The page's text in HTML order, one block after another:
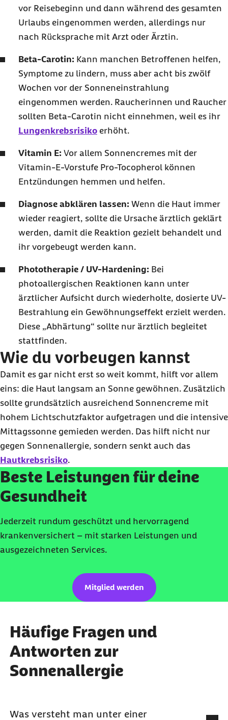
vor Reisebeginn und dann während des gesamten
Urlaubs eingenommen werden, allerdings nur
nach Rücksprache mit Arzt oder Ärztin.
Beta-Carotin: Kann manchen Betroffenen helfen,
Symptome zu lindern, muss aber acht bis zwölf
Wochen vor der Sonneneinstrahlung
eingenommen werden. Raucherinnen und Raucher
sollten Beta-Carotin nicht einnehmen, weil es ihr
Lungenkrebsrisiko erhöht.
Vitamin E: Vor allem Sonnencremes mit der
Vitamin-E-Vorstufe Pro-Tocopherol können
Entzündungen hemmen und helfen.
Diagnose abklären lassen: Wenn die Haut immer
wieder reagiert, sollte die Ursache ärztlich geklärt
werden, damit die Reaktion gezielt behandelt und
ihr vorgebeugt werden kann.
Phototherapie / UV-Hardening: Bei
photoallergischen Reaktionen kann unter
ärztlicher Aufsicht durch wiederholte, dosierte UV-
Bestrahlung ein Gewöhnungseffekt erzielt werden.
Diese „Abhärtung“ sollte nur ärztlich begleitet
stattfinden.
Wie du vorbeugen kannst
Damit es gar nicht erst so weit kommt, hilft vor allem
eins: die Haut langsam an Sonne gewöhnen. Zusätzlich
sollte grundsätzlich ausreichend Sonnencreme mit
hohem Lichtschutzfaktor aufgetragen und die intensive
Mittagssonne gemieden werden. Das hilft nicht nur
gegen Sonnenallergie, sondern senkt auch das
Hautkrebsrisiko.
Beste Leistungen für deine
Gesundheit
Jederzeit rundum geschützt und hervorragend
krankenversichert – mit starken Leistungen und
ausgezeichneten Services.
Mitglied werden
Häufige Fragen und
Antworten zur
Sonnenallergie
Was versteht man unter einer